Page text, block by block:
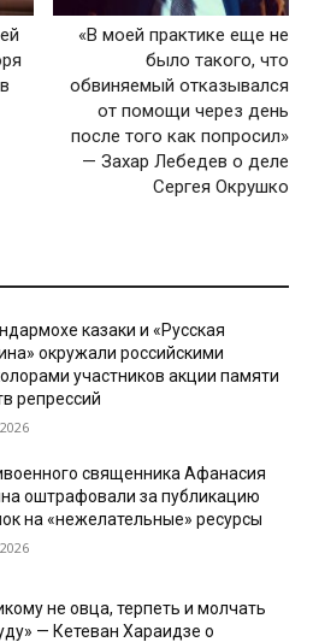
«В моей практике еще не
было такого, что
обвиняемый отказывался
от помощи через день
после того как попросил»
— Захар Лебедев о деле
Сергея Окрушко
казаки и «Русская
окружали российскими
участников акции памяти
репрессий
священника Афанасия
оштрафовали за публикацию
на «нежелательные» ресурсы
не овца, терпеть и молчать
— Кетеван Хараидзе о